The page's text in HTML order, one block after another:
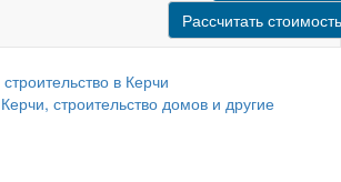
Рассчитать стоимость
в Керчи
строительство домов и другие